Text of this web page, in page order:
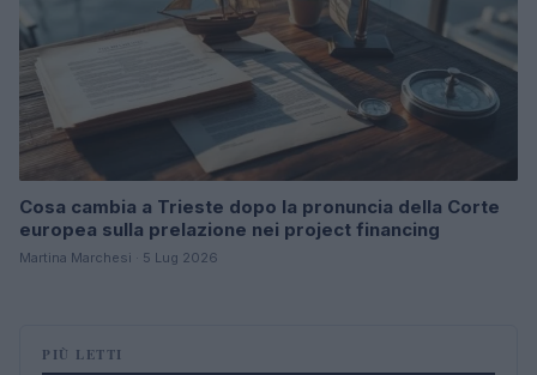
Cosa cambia a Trieste dopo la pronuncia della Corte
europea sulla prelazione nei project financing
Martina Marchesi · 5 Lug 2026
PIÙ LETTI